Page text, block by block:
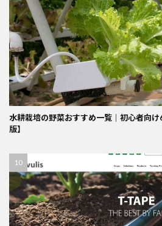
水耕栽培の野菜おすすめ一覧｜初心者向
版】